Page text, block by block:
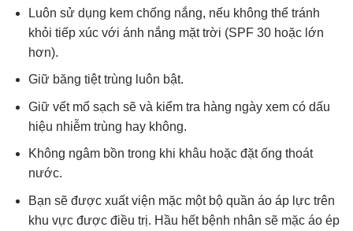
Luôn sử dụng kem chống nắng, nếu không thể tránh
khỏi tiếp xúc với ánh nắng mặt trời (SPF 30 hoặc lớn
hơn).
Giữ băng tiệt trùng luôn bật.
Giữ vết mổ sạch sẽ và kiểm tra hàng ngày xem có dấu
hiệu nhiễm trùng hay không.
Không ngâm bồn trong khi khâu hoặc đặt ống thoát
nước.
Bạn sẽ được xuất viện mặc một bộ quần áo áp lực trên
khu vực được điều trị. Hầu hết bệnh nhân sẽ mặc áo ép